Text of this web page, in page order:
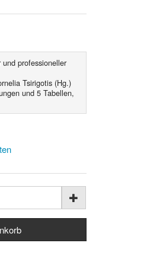
professioneller
Tsirigotis (Hg.)
und 5 Tabellen,